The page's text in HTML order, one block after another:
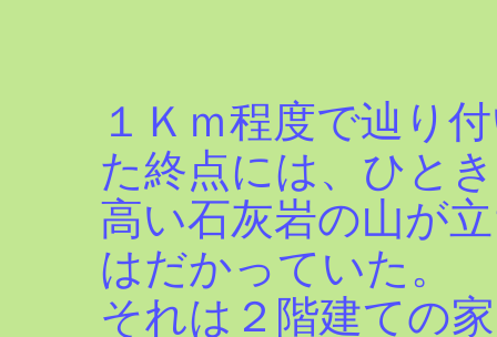
１Ｋｍ程度で辿り
た終点には、ひと
高い石灰岩の山が
はだかっていた。
それは２階建ての